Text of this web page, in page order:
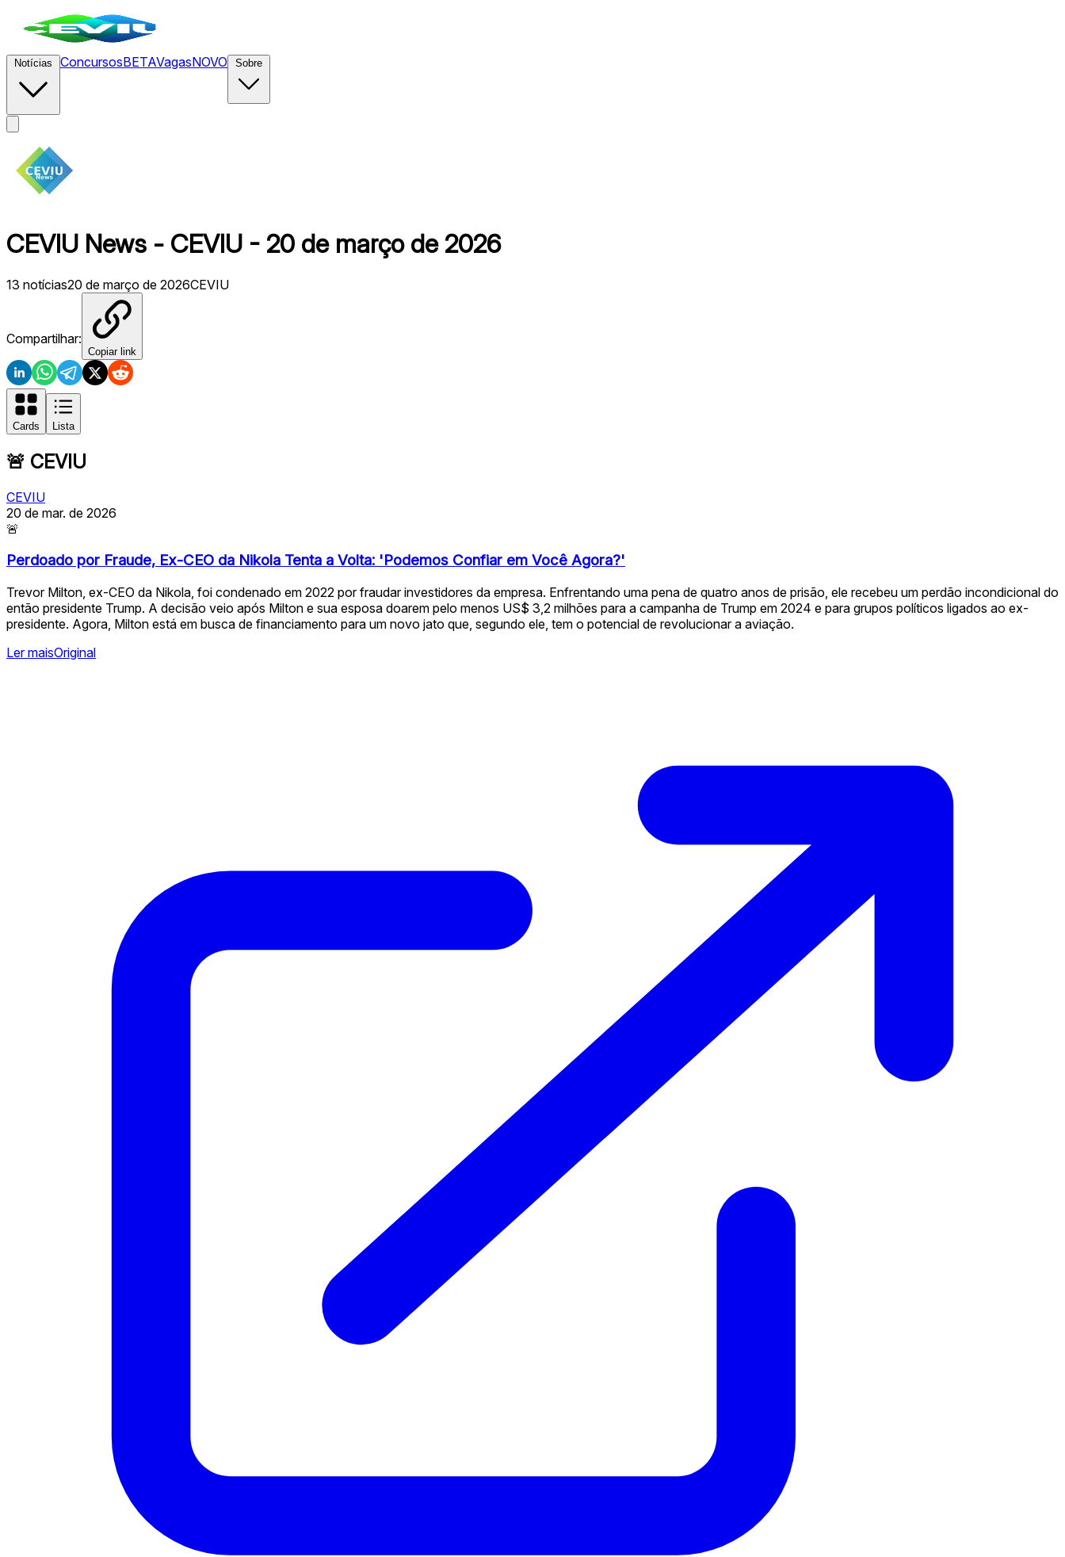
ConcursosBETAVagasNOVO
CEVIU News - CEVIU - 20 de março de 2026
13 notícias20 de março de 2026CEVIU
Compartilhar:
Copiar link
Cards Lista
🚨 CEVIU
CEVIU
20 de mar. de 2026
🚨
Perdoado por Fraude, Ex-CEO da Nikola Tenta a Volta: 'Podemos Confiar em Você Agora?'
Trevor Milton, ex-CEO da Nikola, foi condenado em 2022 por fraudar investidores da empresa. Enfrentando uma pena de quatro anos de prisão, ele recebeu um perdão incondicional do
então presidente Trump. A decisão veio após Milton e sua esposa doarem pelo menos US$ 3,2 milhões para a campanha de Trump em 2024 e para grupos políticos ligados ao ex-
presidente. Agora, Milton está em busca de financiamento para um novo jato que, segundo ele, tem o potencial de revolucionar a aviação.
Ler maisOriginal